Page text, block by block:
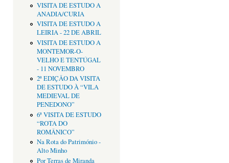
VISITA DE ESTUDO A
ANADIA/CURIA
VISITA DE ESTUDO A
LEIRIA - 22 DE ABRIL
VISITA DE ESTUDO A
MONTEMOR-O-
VELHO E TENTÚGAL
- 11 NOVEMBRO
2ª EDIÇÂO DA VISITA
DE ESTUDO À “VILA
MEDIEVAL DE
PENEDONO”
6ª VISITA DE ESTUDO
“ROTA DO
ROMÂNICO”
Na Rota do Património -
Alto Minho
Por Terras de Miranda